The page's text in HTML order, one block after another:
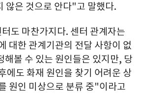
않은 것으로 안다"고 말했다.
도 마찬가지다. 센터 관계자는
대한 관계기관의 전달 사항이 없
볼 수 있는 원인들은 있지만, 당
에도 화재 원인을 찾기 어려운 상
원인 미상으로 분류 중"이라고